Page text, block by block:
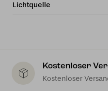
Lichtquelle
Kostenloser
Kostenloser